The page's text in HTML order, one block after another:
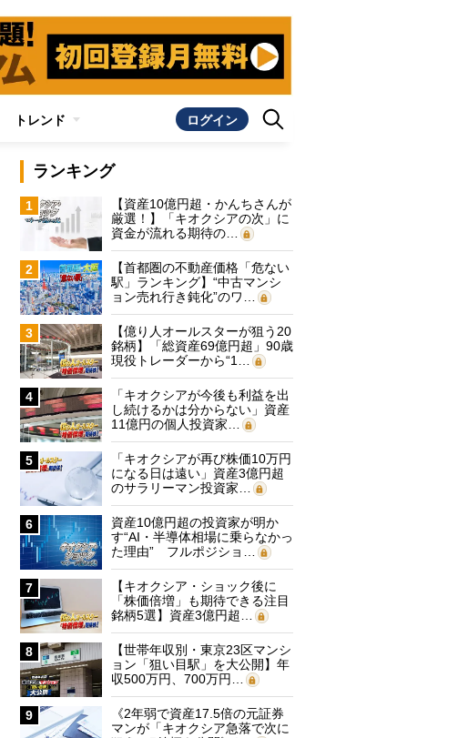
トレンド ログイン
ランキング
1
【資産10億円超・かんちさんが
厳選！】「キオクシアの次」に
資金が流れる期待の…
2
【首都圏の不動産価格「危ない
駅」ランキング】“中古マンシ
ョン売れ行き鈍化”のワ…
3
【億り人オールスターが狙う20
銘柄】「総資産69億円超」90歳
現役トレーダーから“1…
4
「キオクシアが今後も利益を出
し続けるかは分からない」資産
11億円の個人投資家…
5
「キオクシアが再び株価10万円
になる日は遠い」資産3億円超
のサラリーマン投資家…
6
資産10億円超の投資家が明か
す“AI・半導体相場に乗らなかっ
た理由” フルポジショ…
7
【キオクシア・ショック後に
「株価倍増」も期待できる注目
銘柄5選】資産3億円超…
8
【世帯年収別・東京23区マンシ
ョン「狙い目駅」を大公開】年
収500万円、700万円…
9
《2年弱で資産17.5倍の元証券
マンが「キオクシア急落で次に